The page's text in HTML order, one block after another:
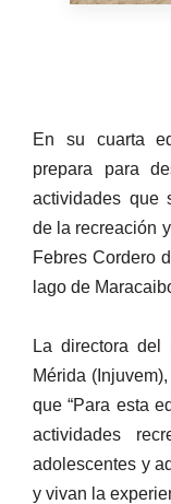
En su cuarta
prepara para
actividades que
de la recreación
Febres Cordero
lago de
La directora del
Mérida
que “Para esta
actividades
adolescentes y
y vivan la